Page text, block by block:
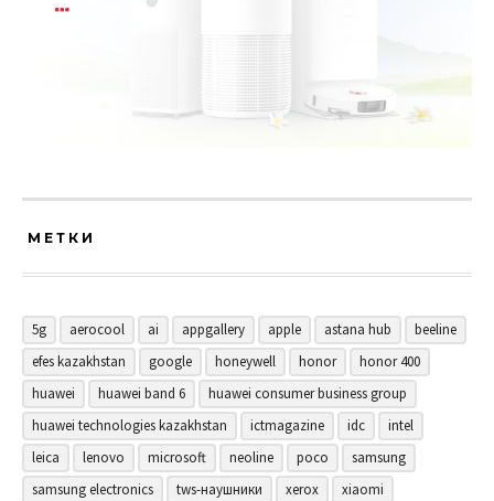
МЕТКИ
5g aerocool ai appgallery apple astana hub
beeline
efes kazakhstan
google honeywell honor
honor 400
huawei
huawei band 6
huawei consumer business group
huawei technologies kazakhstan
ictmagazine idc
intel
leica
lenovo microsoft neoline poco
samsung
samsung electronics
tws-наушники xerox
xiaomi